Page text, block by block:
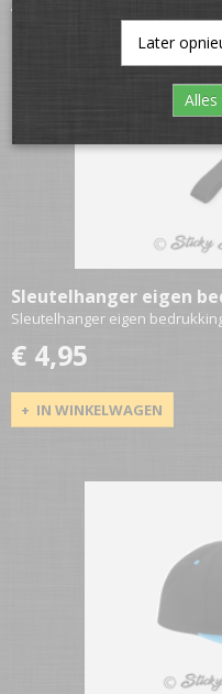
Sleutelhanger eigen
Sleutelhanger eigen
€ 4,95
IN WINKELWAGEN
Later